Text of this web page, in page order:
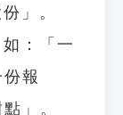
」。
：「一
報
」。